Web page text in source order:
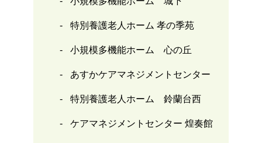
特別養護老人ホーム 孝の季苑
小規模多機能ホーム 心の丘
あすかケアマネジメントセンター
特別養護老人ホーム 鈴蘭台西
ケアマネジメントセンター 煌奏館